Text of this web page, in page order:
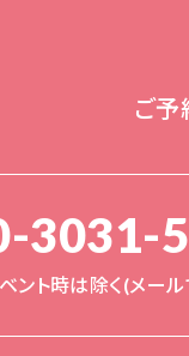
ご予
3031-
ント時は除く(メー